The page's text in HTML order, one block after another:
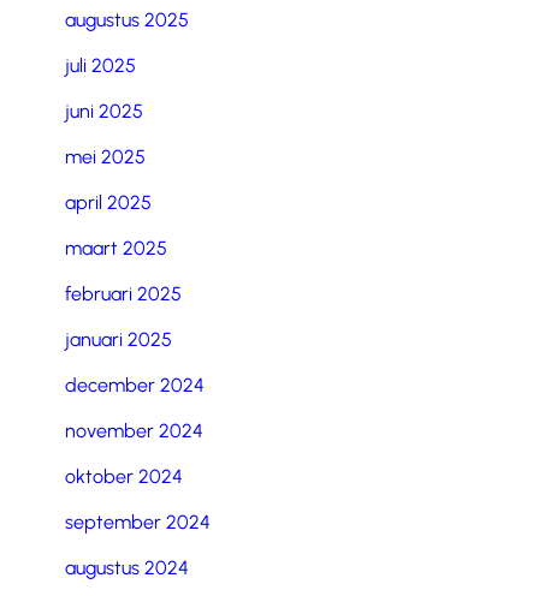
augustus 2025
juli 2025
juni 2025
mei 2025
april 2025
maart 2025
februari 2025
januari 2025
december 2024
november 2024
oktober 2024
september 2024
augustus 2024